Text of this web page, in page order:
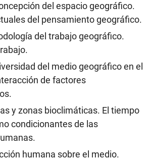
del espacio geográfico.
del pensamiento geográfico.
del trabajo geográfico.
del medio geográfico en el
de factores
y zonas bioclimáticas. El tiempo
condicionantes de las
humana sobre el medio.